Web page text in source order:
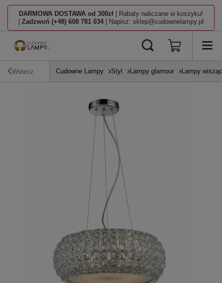
DARMOWA DOSTAWA od 300zł | Rabaty naliczane w koszyku!
Zadzwoń (+48) 608 781 034 | Napisz: sklep@cudownelampy.pl
Wstecz Cudowne Lampy Styl Lampy glamour Lampy